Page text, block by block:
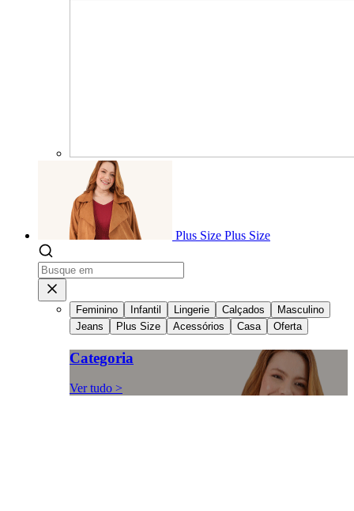
Plus Size Plus Size
Feminino Infantil Lingerie Calçados
Masculino
Jeans
Plus Size Acessórios Casa Oferta
Categoria
Ver tudo >